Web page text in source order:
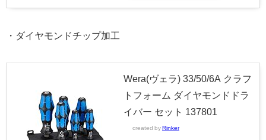
・ダイヤモンドチップ加工
Wera(ヴェラ) 33/50/6A クラフ
トフォーム ダイヤモンドドラ
イバー セット 137801
created by Rinker